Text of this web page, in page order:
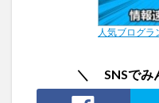
人気ブログラ
＼ SNSでみ